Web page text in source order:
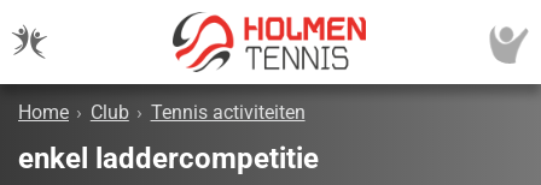
Home › Club › Tennis activiteiten
enkel laddercompetitie